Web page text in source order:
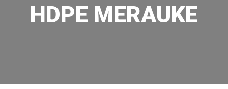
HDPE MERAUKE